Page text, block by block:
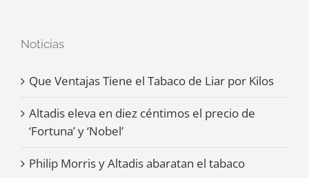
Noticias
Que Ventajas Tiene el Tabaco de Liar por Kilos
Altadis eleva en diez céntimos el precio de
‘Fortuna’ y ‘Nobel’
Philip Morris y Altadis abaratan el tabaco